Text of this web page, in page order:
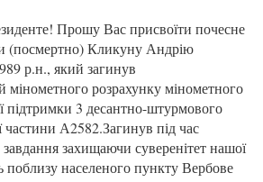
Прошу Вас присвоїти почесне
(посмертно) Кликуну Андрію
р.н., який загинув
мінометного розрахунку мінометного
підтримки 3 десантно-штурмового
частини А2582.Загинув під час
захищаючи суверенітет нашої
поблизу населеного пункту Вербове